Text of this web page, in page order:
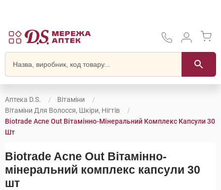
Аптека D.S.
Вітаміни
Вітаміни Для Волосся, Шкіри, Нігтів
Biotrade Acne Out Вітамінно-Мінеральний Комплекс Капсули 30
Шт
Biotrade Acne Out Вітамінно-
мінеральний комплекс капсули 30
шт